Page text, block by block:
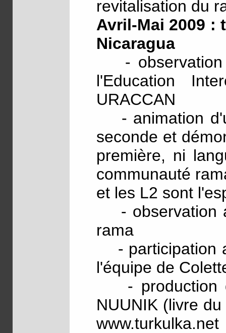
revitalisation du
Avril-Mai 2009
Nicaragua
- observation
l'Education
URACCAN
- animation
seconde et
première, ni
communauté
et les L2 sont
- observation
rama
- participation
l'équipe de
- production
NUUNIK (livre
www.turkulka.net